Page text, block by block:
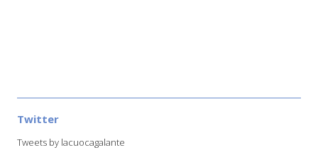
Twitter
Tweets by lacuocagalante